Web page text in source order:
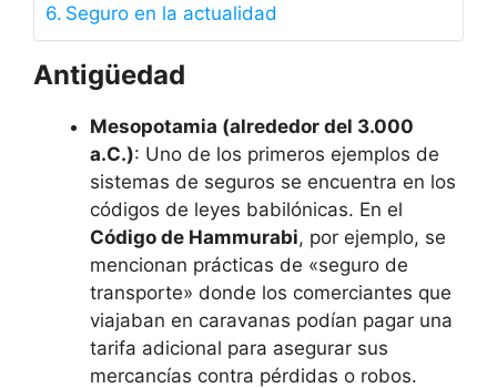
Seguro en la actualidad
Antigüedad
Mesopotamia (alrededor del 3.000
a.C.): Uno de los primeros ejemplos de
sistemas de seguros se encuentra en los
códigos de leyes babilónicas. En el
Código de Hammurabi, por ejemplo, se
mencionan prácticas de «seguro de
transporte» donde los comerciantes que
viajaban en caravanas podían pagar una
tarifa adicional para asegurar sus
mercancías contra pérdidas o robos.